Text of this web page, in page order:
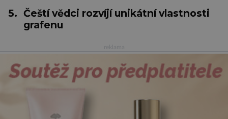
5. Čeští vědci rozvíjí unikátní vlastnosti
grafenu